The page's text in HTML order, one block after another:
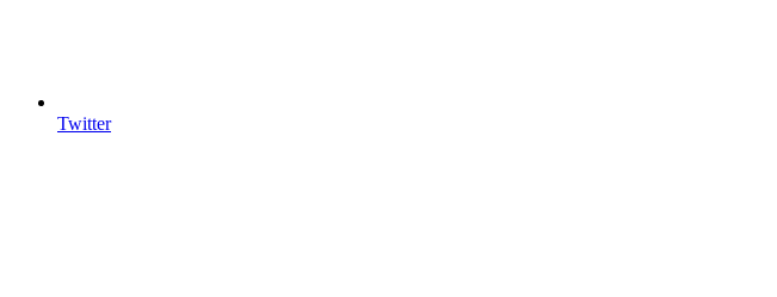
Twitter